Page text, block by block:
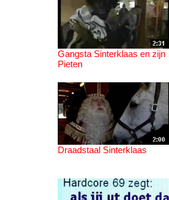
Gangsta Sinterklaas en zijn
Pieten
Draadstaal Sinterklaas